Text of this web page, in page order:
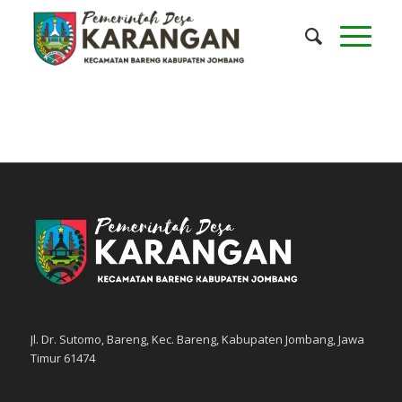
Jl. Dr. Sutomo, Bareng, Kec. Bareng, Kabupaten Jombang, Jawa
Timur 61474